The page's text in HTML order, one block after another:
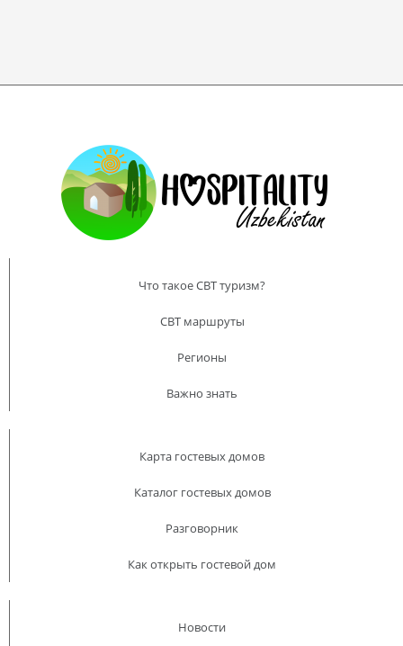
Что такое CBT туризм?
CBT маршруты
Регионы
Важно знать
Карта гостевых домов
Каталог гостевых домов
Разговорник
Как открыть гостевой дом
Новости